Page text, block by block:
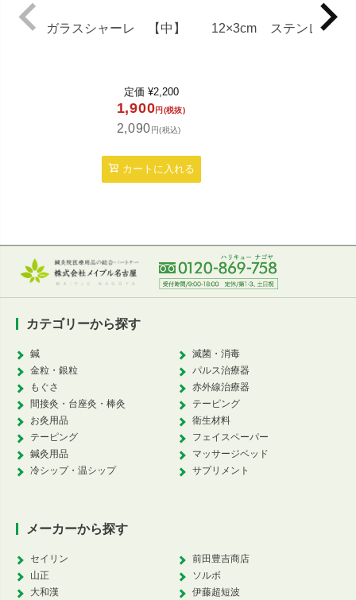
ガラスシャーレ 【中】 12×3cm
定価 ¥2,200
1,900円(税抜)
2,090円(税込)
カートに入れる
ステンレス
カテゴリーから探す
鍼
金粒・銀粒
もぐさ
間接灸・台座灸・棒灸
お灸用品
テーピング
鍼灸用品
冷シップ・温シップ
滅菌・消毒
パルス治療器
赤外線治療器
テーピング
衛生材料
フェイスペーパー
マッサージベッド
サプリメント
メーカーから探す
セイリン
山正
大和漢
前田豊吉商店
ソルボ
伊藤超短波